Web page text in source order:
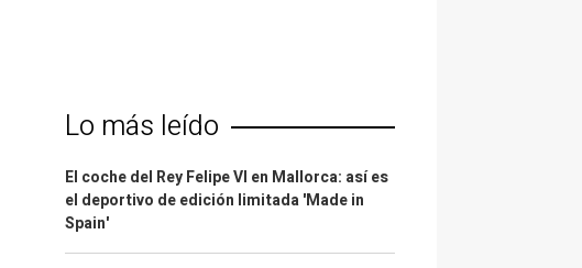
Lo más leído
El coche del Rey Felipe VI en Mallorca: así es
el deportivo de edición limitada 'Made in
Spain'